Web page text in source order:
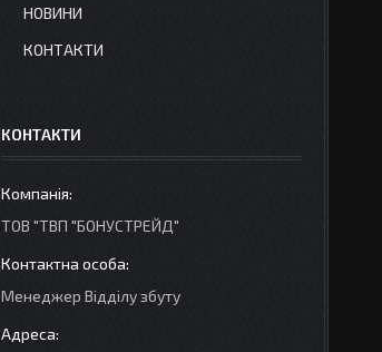
НОВИНИ
КОНТАКТИ
КОНТАКТИ
ТОВ "ТВП "БОНУСТРЕЙД"
Менеджер Відділу збуту